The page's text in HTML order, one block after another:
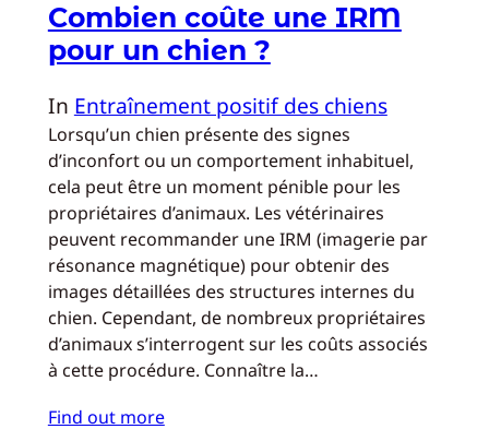
Combien coûte une IRM
pour un chien ?
In Entraînement positif des chiens
Lorsqu’un chien présente des signes
d’inconfort ou un comportement inhabituel,
cela peut être un moment pénible pour les
propriétaires d’animaux. Les vétérinaires
peuvent recommander une IRM (imagerie par
résonance magnétique) pour obtenir des
images détaillées des structures internes du
chien. Cependant, de nombreux propriétaires
d’animaux s’interrogent sur les coûts associés
à cette procédure. Connaître la…
Find out more